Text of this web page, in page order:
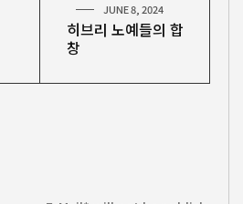
JUNE 8, 2024
히브리 노예들의 합
창